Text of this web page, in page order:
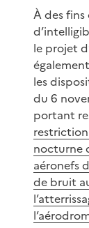
À des
le projet
les
du 6
portant
nocturne
aéronefs
de bruit